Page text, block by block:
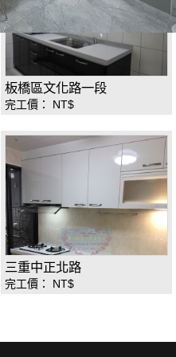
板橋區文化路一段
完工價： NT$
三重中正北路
完工價： NT$